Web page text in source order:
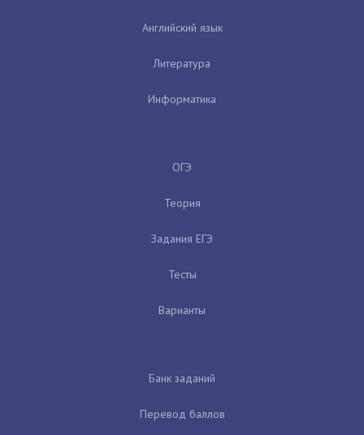
Английский язык
Литература
Информатика
ОГЭ
Теория
Задания ЕГЭ
Тесты
Варианты
Банк заданий
Перевод баллов